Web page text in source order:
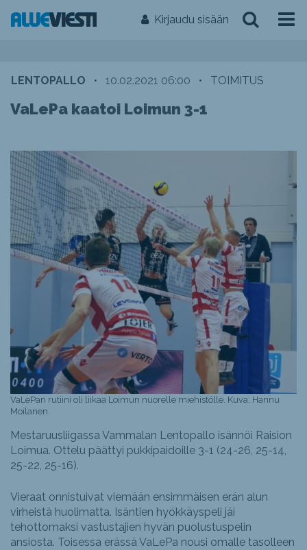
Kirjaudu sisään
LENTOPALLO • 10.02.2021 06:00 • TOIMITUS
VaLePa kaatoi Loimun 3-1
VaLePan rutiini oli liikaa Loimun nuorelle miehistölle. Kuva: Hannu
Moilanen.
Mestaruusliigassa Vammalan Lentopallo isännöi Raision
Loimua. Ottelu päättyi pukkipaidoille 3-1 (24-26, 25-14,
25-22, 25-16).
Vieraat onnistuivat viemään ensimmäisen erän alun
virheistä huolimatta. Isäntien hyökkäyspeli jäi
tehottomaksi vastustajien hyvän puolustuspelin
ansiosta. Toisessa erässä VaLePa nousi omalle tasolleen